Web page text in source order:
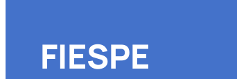
FIESPE